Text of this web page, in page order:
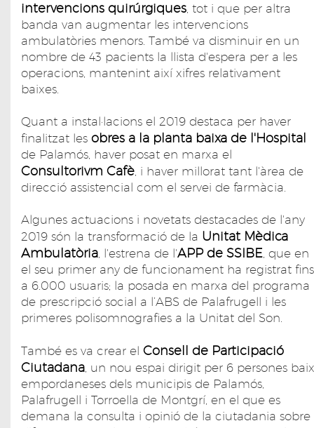
intervencions quirúrgiques, tot i que per altra
banda van augmentar les intervencions
ambulatòries menors. També va disminuir en un
nombre de 43 pacients la llista d'espera per a les
operacions, mantenint així xifres relativament
baixes.
Quant a instal·lacions el 2019 destaca per haver
finalitzat les obres a la planta baixa de l'Hospital
de Palamós, haver posat en marxa el
Consultorivm Cafè, i haver millorat tant l'àrea de
direcció assistencial com el servei de farmàcia.
Algunes actuacions i novetats destacades de l'any
2019 són la transformació de la Unitat Mèdica
Ambulatòria, l'estrena de l'APP de SSIBE, que en
el seu primer any de funcionament ha registrat fins
a 6.000 usuaris; la posada en marxa del programa
de prescripció social a l’ABS de Palafrugell i les
primeres polisomnografies a la Unitat del Son.
També es va crear el Consell de Participació
Ciutadana, un nou espai dirigit per 6 persones baix
empordaneses dels municipis de Palamós,
Palafrugell i Torroella de Montgrí, en el que es
demana la consulta i opinió de la ciutadania sobre